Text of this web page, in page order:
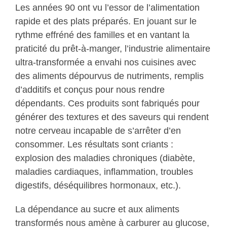
Les années 90 ont vu l’essor de l’alimentation
rapide et des plats préparés. En jouant sur le
rythme effréné des familles et en vantant la
praticité du prêt-à-manger, l’industrie alimentaire
ultra-transformée a envahi nos cuisines avec
des aliments dépourvus de nutriments, remplis
d’additifs et conçus pour nous rendre
dépendants. Ces produits sont fabriqués pour
générer des textures et des saveurs qui rendent
notre cerveau incapable de s’arrêter d’en
consommer. Les résultats sont criants :
explosion des maladies chroniques (diabète,
maladies cardiaques, inflammation, troubles
digestifs, déséquilibres hormonaux, etc.).
La dépendance au sucre et aux aliments
transformés nous amène à carburer au glucose,